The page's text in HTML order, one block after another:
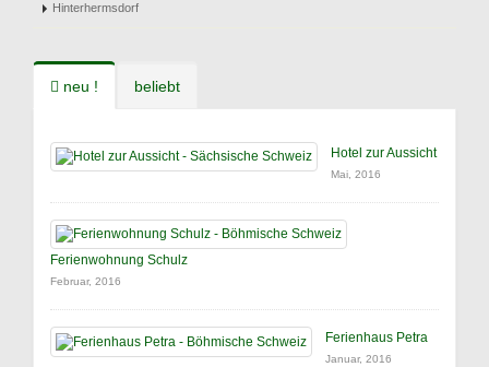
Hinterhermsdorf
neu ! beliebt
Hotel zur Aussicht
Mai, 2016
Ferienwohnung Schulz
Februar, 2016
Ferienhaus Petra
Januar, 2016